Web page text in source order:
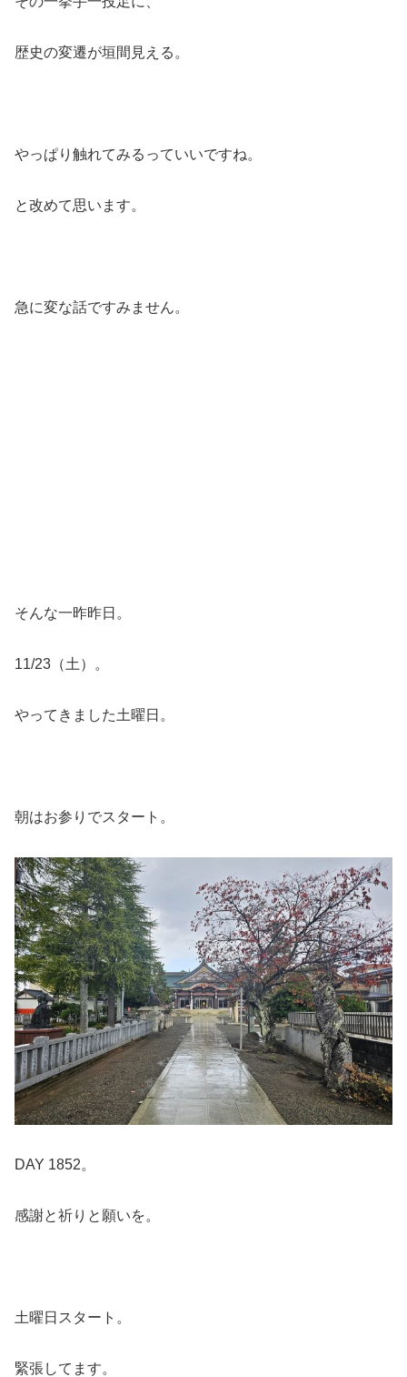
歴史の変遷が垣間見える。
やっぱり触れてみるっていいですね。
と改めて思います。
急に変な話ですみません。
そんな一昨昨日。
11/23（土）。
やってきました土曜日。
朝はお参りでスタート。
DAY 1852。
感謝と祈りと願いを。
土曜日スタート。
緊張してます。